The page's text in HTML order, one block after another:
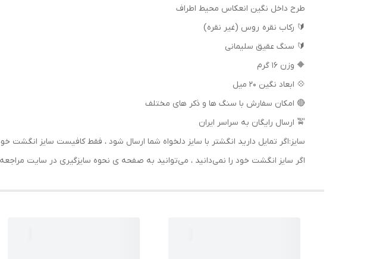
طرح داخل نگین انعکاس محیط اطراف
🔰 رکاب نقره روس (غیر نقره)
🔰 سنگ عقیق سلیمانی
🔶 وزن 16 گرم
💠 ابعاد نگین 20 میل
🔴 امکان سفارش با سنگ ها و ذکر های مختلف
🚖 ارسال رایگان به سراسر ایران
سایز:اگر تمایل دارید انگشتر با سایز دلخواه شما ارسال شود ، فقط کافیست سایز
اگر سایز انگشت خود را نمی‌دانید ، می‌توانید به صفحه ی نحوه سایزگیری در سایت